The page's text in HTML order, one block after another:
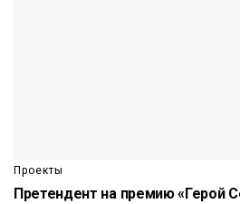
Проекты
Претендент на премию «Герой